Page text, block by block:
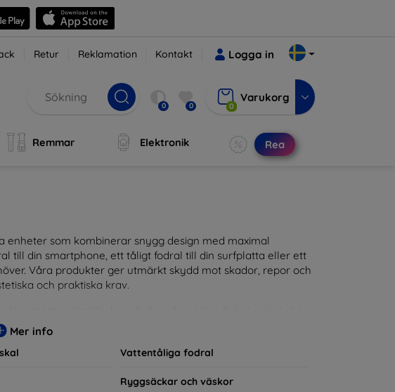
Retur Reklamation Kontakt Logga in
0 0 0
Varukorg
Remmar Elektronik Rea
som kombinerar snygg design med maximal
till din smartphone, ett tåligt fodral till din surfplatta eller ett
Våra produkter ger utmärkt skydd mot skador, repor och
och praktiska krav.
till en integrerad del av din vardagsoutfit. För teknikälskare
för dig.
Mer info
Vattentåliga fodral
Ryggsäckar och väskor